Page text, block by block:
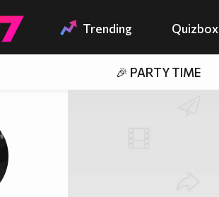
Trending Quizbox
🎉 PARTY TIME